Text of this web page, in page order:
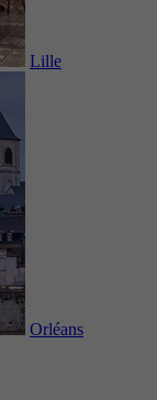
Lille
Orléans